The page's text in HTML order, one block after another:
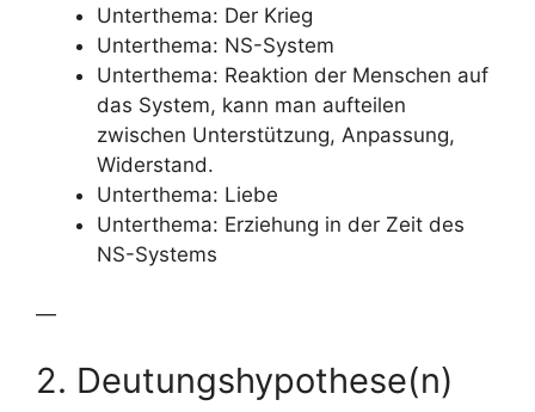
Unterthema: Der Krieg
Unterthema: NS-System
Unterthema: Reaktion der Menschen auf
das System, kann man aufteilen
zwischen Unterstützung, Anpassung,
Widerstand.
Unterthema: Liebe
Unterthema: Erziehung in der Zeit des
NS-Systems
—
2. Deutungshypothese(n)